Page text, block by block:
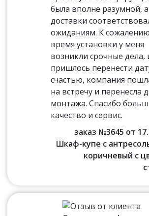
была вполне разумной,
доставки
ожиданиям. К
время установки у меня
возникли срочные дела,
пришлось перенести
счастью, компания
на встречу и перенесла
монтажа. Спасибо
качество и сервис.
заказ №3645 от
Шкаф-купе с
коричневый с